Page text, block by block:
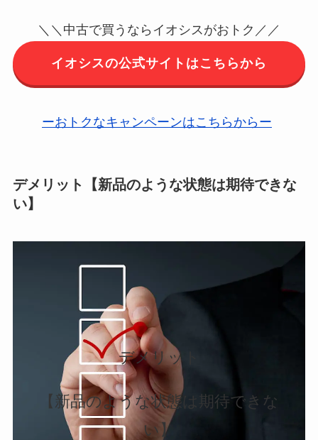
＼＼中古で買うならイオシスがおトク／／
イオシスの公式サイトはこちらから
ーおトクなキャンペーンはこちらからー
デメリット【新品のような状態は期待できな
い】
デメリット
【新品のような状態は期待できな
い】